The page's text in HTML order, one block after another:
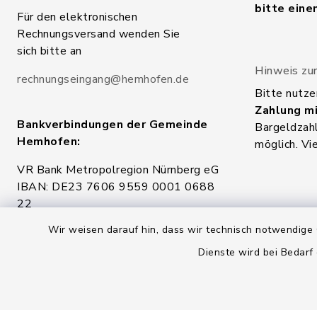
Wir weisen darauf hin, dass wir technisch
Dienste wird bei
Für den elektronischen
Rechnungsversand wenden Sie
sich bitte an
rechnungseingang@hemhofen.de
Bankverbindungen der Gemeinde
Hemhofen:
VR Bank Metropolregion Nürnberg eG
IBAN: DE23 7606 9559 0001 0688
22
Stadt- und Kreissparkasse Erlangen
bitte
Hinweis
Bitte
Zahlung
möglich.